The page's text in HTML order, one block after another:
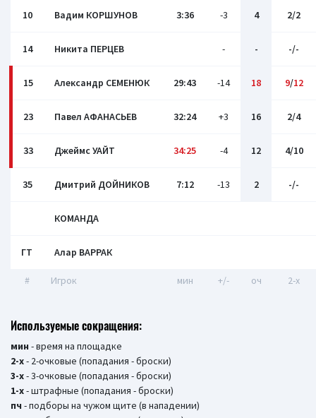
10 Вадим КОРШУНОВ 3:36 -3 4 2/2
14 Никита ПЕРЦЕВ - - -/-
15 Александр СЕМЕНЮК 29:43 -14 18 9/12
23 Павел АФАНАСЬЕВ 32:24 +3 16 2/4
33 Джеймс УАЙТ 34:25 -4 12 4/10
35 Дмитрий ДОЙНИКОВ 7:12 -13 2 -/-
КОМАНДА
ГТ Алар ВАРРАК
# Игрок мин +/- оч 2-x
Используемые сокращения:
мин - время на площадке
2-х- 2-очковые (попадания - броски)
3-х- 3-очковые (попадания - броски)
1-х- штрафные (попадания - броски)
пч - подборы на чужом щите (в нападении)